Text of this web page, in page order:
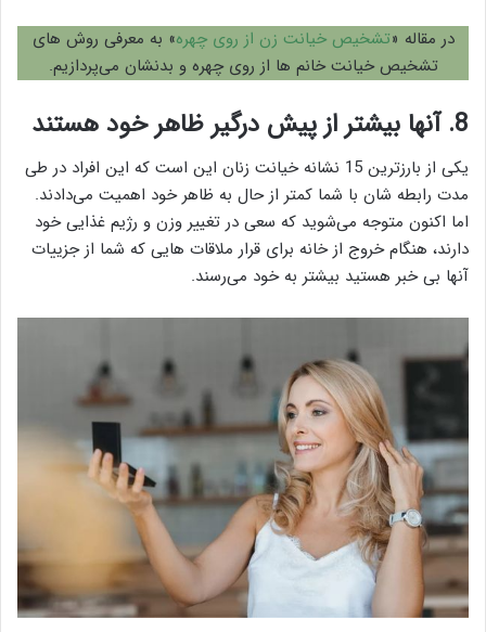
در مقاله «تشخیص خیانت زن از روی چهره» به معرفی روش های
تشخیص خیانت خانم ها از روی چهره و بدنشان می‌پردازیم.
8. آنها بیشتر از پیش درگیر ظاهر خود هستند
یکی از بارزترین 15 نشانه خیانت زنان این است که این افراد در طی
مدت رابطه شان با شما کمتر از حال به ظاهر خود اهمیت می‌دادند.
اما اکنون متوجه می‌شوید که سعی در تغییر وزن و رژیم غذایی خود
دارند، هنگام خروج از خانه برای قرار ملاقات هایی که شما از جزییات
آنها بی خبر هستید بیشتر به خود می‌رسند.